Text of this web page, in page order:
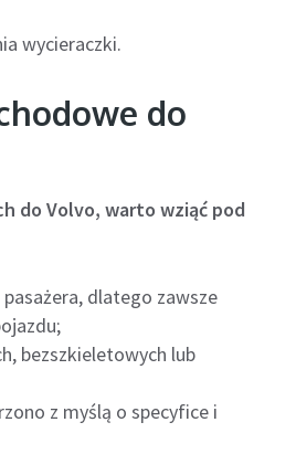
wycieraczki.
do
do Volvo, warto wziąć pod
dlatego zawsze
bezszkieletowych lub
z myślą o specyfice i